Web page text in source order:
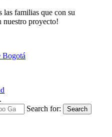
las familias que con su
nuestro proyecto!
Bogotá
Search for:
Search